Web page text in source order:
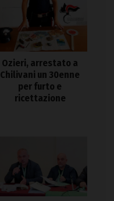
Ozieri, arrestato a
Chilivani un 30enne
per furto e
ricettazione